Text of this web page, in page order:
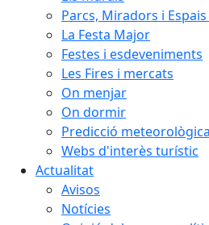
Parcs, Miradors i
La Festa Major
Festes i esdeveniments
Les Fires i mercats
On menjar
On dormir
Predicció meteorològica
Webs d'interès turístic
Actualitat
Avisos
Notícies